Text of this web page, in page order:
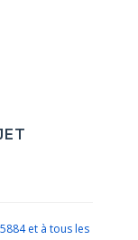
et à tous les